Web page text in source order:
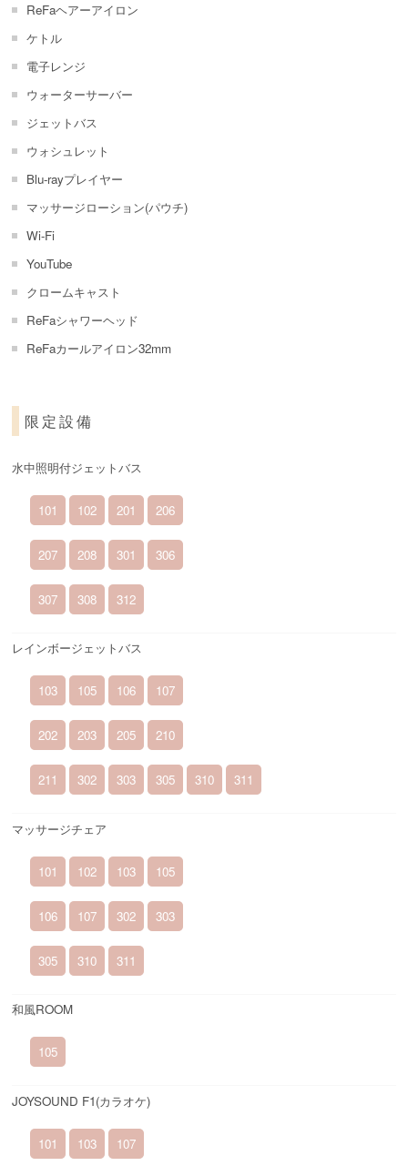
ReFaヘアーアイロン
ケトル
電子レンジ
ウォーターサーバー
ジェットバス
ウォシュレット
Blu-rayプレイヤー
マッサージローション(パウチ)
Wi-Fi
YouTube
クロームキャスト
ReFaシャワーヘッド
ReFaカールアイロン32mm
限定設備
水中照明付ジェットバス
101 102 201 206
207 208 301 306
307 308 312
レインボージェットバス
103 105 106 107
202 203 205 210
211 302 303 305 310 311
マッサージチェア
101 102 103 105
106 107 302 303
305 310 311
和風ROOM
105
JOYSOUND F1(カラオケ)
101 103 107